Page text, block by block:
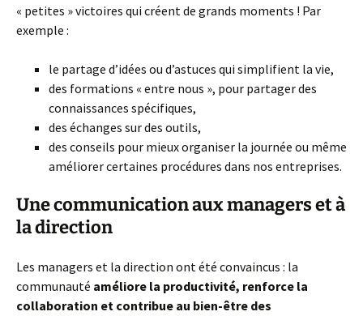
« petites » victoires qui créent de grands moments ! Par
exemple :
le partage d’idées ou d’astuces qui simplifient la vie,
des formations « entre nous », pour partager des
connaissances spécifiques,
des échanges sur des outils,
des conseils pour mieux organiser la journée ou même
améliorer certaines procédures dans nos entreprises.
Une communication aux managers et à
la direction
Les managers et la direction ont été convaincus : la
communauté améliore la productivité, renforce la
collaboration et contribue au bien-être des